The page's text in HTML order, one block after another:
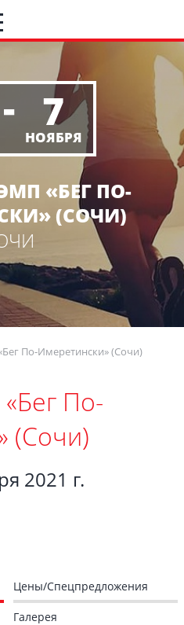
- 7
НОЯБРЯ
«БЕГ ПО-
(СОЧИ)
По-Имеретински» (Сочи)
По-
(Сочи)
2021 г.
Цены/Спецпредложения
Галерея